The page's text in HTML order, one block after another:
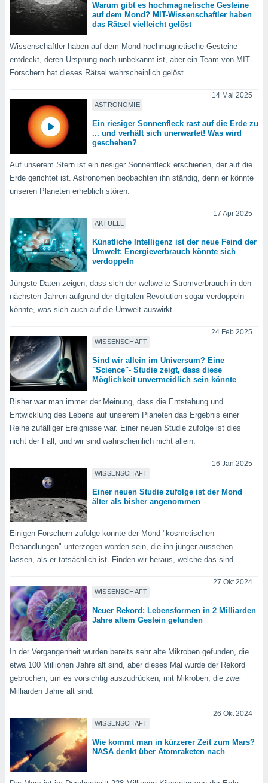
der
weiterhin
Sie
In
werden
die für die
der
von
nicht
können
von
und
auf
und
oder
um
dieser
Adressen
und diese
Einige
eines
Sie
dies zu
Sie Ihre
Warum gibt es hochmagnetische Gesteine
auf dem Mond? MIT-Wissenschaftler haben
das Rätsel vielleicht gelöst
Wissenschaftler haben auf dem Mond hochmagnetische Gesteine
entdeckt, deren Ursprung noch unbekannt ist, aber ein Team von MIT-
Forschern hat dieses Rätsel wahrscheinlich gelöst.
ASTRONOMIE
14 Mai 2025
Ein riesiger Sonnenfleck rast auf die Erde zu
... und verhält sich unerwartet! Was wird
geschehen?
Auf unserem Stern ist ein riesiger Sonnenfleck erschienen, der auf die
Erde gerichtet ist. Astronomen beobachten ihn ständig, denn er könnte
unseren Planeten erheblich stören.
AKTUELL
17 Apr 2025
Künstliche Intelligenz ist der neue Feind der
Umwelt: Energieverbrauch könnte sich
verdoppeln
Jüngste Daten zeigen, dass sich der weltweite Stromverbrauch in den
nächsten Jahren aufgrund der digitalen Revolution sogar verdoppeln
könnte, was sich auch auf die Umwelt auswirkt.
WISSENSCHAFT
24 Feb 2025
Sind wir allein im Universum? Eine
"Science"- Studie zeigt, dass diese
Möglichkeit unvermeidlich sein könnte
Bisher war man immer der Meinung, dass die Entstehung und
Entwicklung des Lebens auf unserem Planeten das Ergebnis einer
Reihe zufälliger Ereignisse war. Einer neuen Studie zufolge ist dies
nicht der Fall, und wir sind wahrscheinlich nicht allein.
WISSENSCHAFT
16 Jan 2025
Einer neuen Studie zufolge ist der Mond
älter als bisher angenommen
Einigen Forschern zufolge könnte der Mond "kosmetischen
Behandlungen" unterzogen worden sein, die ihn jünger aussehen
lassen, als er tatsächlich ist. Finden wir heraus, welche das sind.
WISSENSCHAFT
27 Okt 2024
Neuer Rekord: Lebensformen in 2 Milliarden
Jahre altem Gestein gefunden
In der Vergangenheit wurden bereits sehr alte Mikroben gefunden, die
etwa 100 Millionen Jahre alt sind, aber dieses Mal wurde der Rekord
gebrochen, um es vorsichtig auszudrücken, mit Mikroben, die zwei
Milliarden Jahre alt sind.
WISSENSCHAFT
26 Okt 2024
Wie kommt man in kürzerer Zeit zum Mars?
NASA denkt über Atomraketen nach